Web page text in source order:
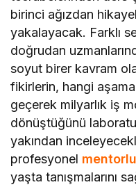
birinci ağızdan
yakalayacak. Farklı
doğrudan
soyut birer kavram
fikirlerin, hangi
geçerek milyarlık iş
dönüştüğünü
yakından
profesyonel
yaşta tanışmalarını